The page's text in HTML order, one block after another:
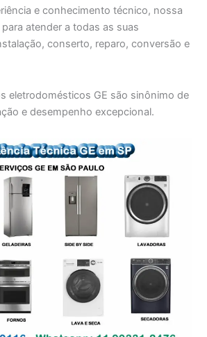
e conhecimento técnico, nossa
atender a todas as suas
conserto, reparo, conversão e
eletrodomésticos GE são sinônimo de
e desempenho excepcional.